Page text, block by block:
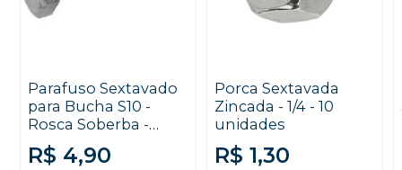
Parafuso Sextavado
para Bucha S10 -
Rosca Soberba -
1/4x65mm - Jomarca
- 10 unidades
R$ 4,90
Porca Sextavada
Zincada - 1/4 - 10
unidades
R$ 1,30